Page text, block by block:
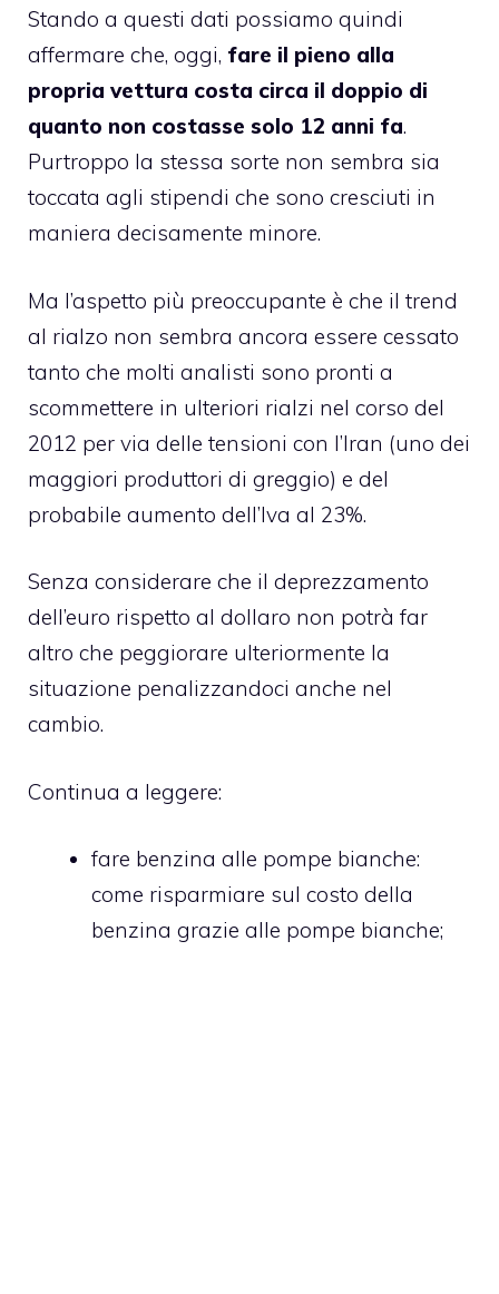
Stando a questi dati possiamo quindi
affermare che, oggi, fare il pieno alla
propria vettura costa circa il doppio di
quanto non costasse solo 12 anni fa.
Purtroppo la stessa sorte non sembra sia
toccata agli stipendi che sono cresciuti in
maniera decisamente minore.
Ma l’aspetto più preoccupante è che il trend
al rialzo non sembra ancora essere cessato
tanto che molti analisti sono pronti a
scommettere in ulteriori rialzi nel corso del
2012 per via delle tensioni con l’Iran (uno dei
maggiori produttori di greggio) e del
probabile aumento dell’Iva al 23%.
Senza considerare che il deprezzamento
dell’euro rispetto al dollaro non potrà far
altro che peggiorare ulteriormente la
situazione penalizzandoci anche nel
cambio.
Continua a leggere:
fare benzina alle pompe bianche:
come risparmiare sul costo della
benzina grazie alle pompe bianche;